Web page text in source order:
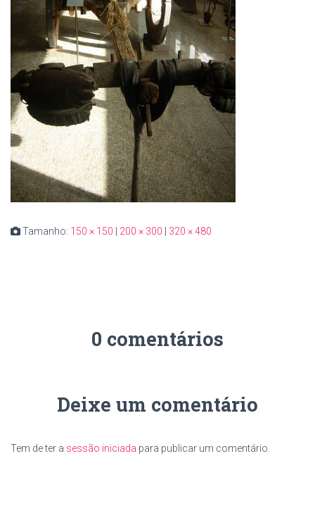
Tamanho: 150 × 150 200 × 300 320 × 480
0 comentários
Deixe um comentário
Tem de ter a sessão iniciada para publicar um comentário.